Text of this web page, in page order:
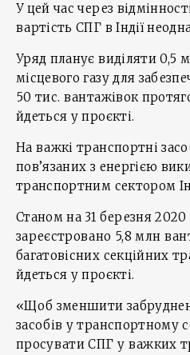
У цей час через
вартість СПГ в Індії
Уряд планує виділяти 0,5
місцевого газу для
50 тис. вантажівок
йдеться у проєкті.
На важкі транспортні
пов’язаних з енергією
транспортним сектором
Станом на 31 березня 2020
зареєстровано 5,8 млн
багатовісних секційних
йдеться у проєкті.
«Щоб зменшити
засобів у транспортному
просувати СПГ у важких